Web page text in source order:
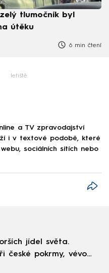
tlumočník byl
útěku
6 min čtení
letiště
a TV zpravodajství
i v textové podobě, které
sociálních sítích nebo
jídel světa.
české pokrmy, vévodí